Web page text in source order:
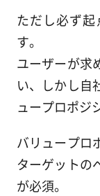
ただし必ず
す。
ユーザーが求
い、しかし自
ュープロポジ
バリュープロ
ターゲットの
が必須。